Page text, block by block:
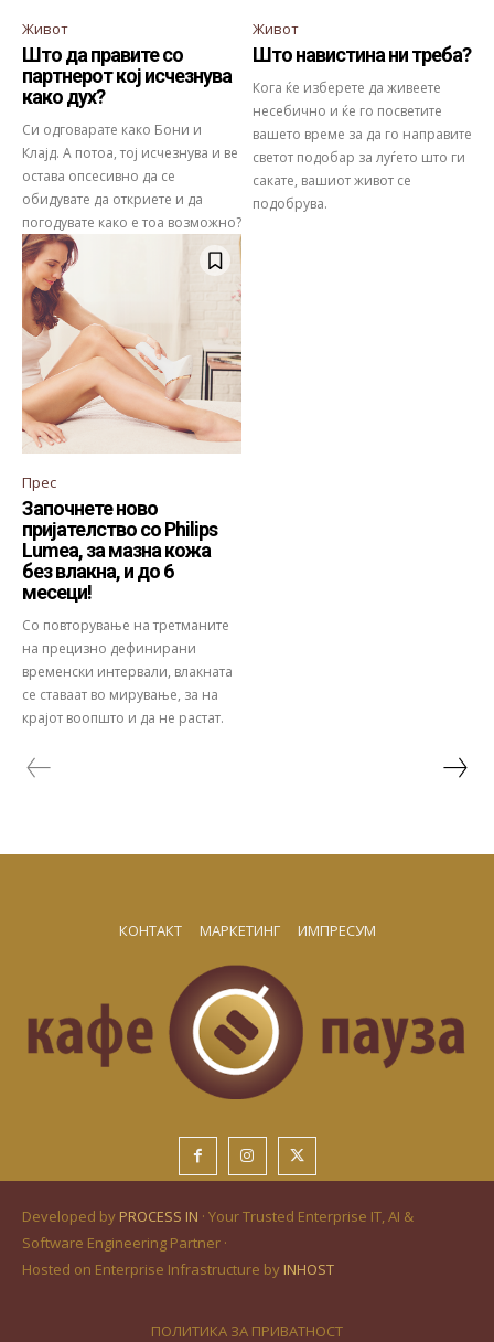
Живот
Што да правите со
партнерот кој исчезнува
како дух?
Си одговарате како Бони и
Клајд. А потоа, тој исчезнува и ве
остава опсесивно да се
обидувате да откриете и да
погодувате како е тоа возможно?
Живот
Што навистина ни треба?
Кога ќе изберете да живеете
несебично и ќе го посветите
вашето време за да го направите
светот подобар за луѓето што ги
сакате, вашиот живот се
подобрува.
Прес
Започнете ново
пријателство со Philips
Lumea, за мазна кожа
без влакна, и до 6
месеци!
Со повторување на третманите
на прецизно дефинирани
временски интервали, влакната
се ставаат во мирување, за на
крајот воопшто и да не растат.
КОНТАКТ МАРКЕТИНГ ИМПРЕСУМ
Developed by PROCESS IN · Your Trusted Enterprise IT, AI &
Software Engineering Partner ·
Hosted on Enterprise Infrastructure by INHOST
ПОЛИТИКА ЗА ПРИВАТНОСТ